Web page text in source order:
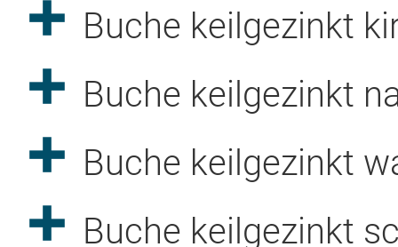
Buche keilgezinkt
Buche keilgezinkt
Buche keilgezinkt
Buche keilgezinkt
kostenlosen Wasserbett-Ratgeber beilegen